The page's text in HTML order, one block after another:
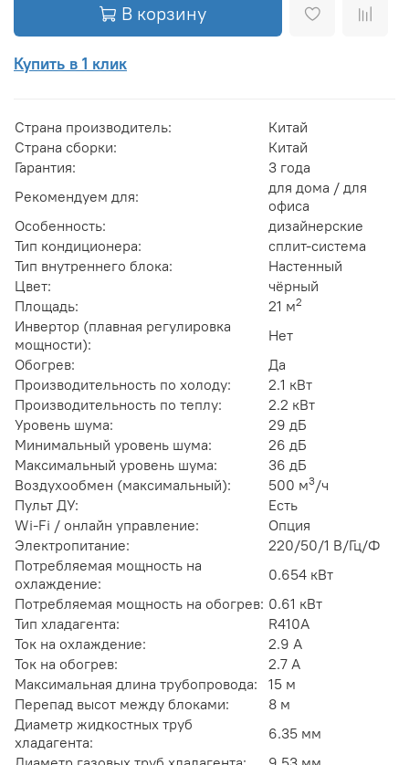
В корзину
Купить в 1 клик
Страна производитель:
Китай
Страна сборки:
Китай
Гарантия:
3 года
Рекомендуем для:
для дома / для
офиса
Особенность:
дизайнерские
Тип кондиционера:
сплит-система
Тип внутреннего блока:
Настенный
Цвет:
чёрный
Площадь:
21 м2
Инвертор (плавная регулировка
мощности):
Нет
Обогрев:
Да
Производительность по холоду:
2.1 кВт
Производительность по теплу:
2.2 кВт
Уровень шума:
29 дБ
Минимальный уровень шума:
26 дБ
Максимальный уровень шума:
36 дБ
Воздухообмен (максимальный):
500 м3/ч
Пульт ДУ:
Есть
Wi-Fi / онлайн управление:
Опция
Электропитание:
220/50/1 В/Гц/Ф
Потребляемая мощность на
охлаждение:
0.654 кВт
Потребляемая мощность на обогрев: 0.61 кВт
Тип хладагента:
R410A
Ток на охлаждение:
2.9 А
Ток на обогрев:
2.7 А
Максимальная длина трубопровода:
15 м
Перепад высот между блоками:
8 м
Диаметр жидкостных труб
хладагента:
6.35 мм